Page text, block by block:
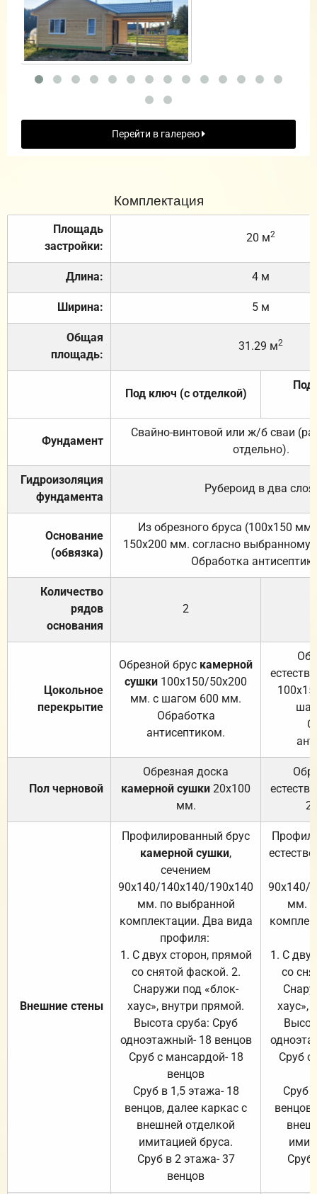
Перейти в галерею
Комплектация
Площадь
застройки:
20 м2
Длина: 4 м
Ширина: 5 м
Общая
площадь:
31.29 м2
Под ключ (с отделкой)
Под
Фундамент
Свайно-винтовой или ж/б сваи
отдельно).
Гидроизоляция
фундамента
Рубероид в два слоя.
Основание
(обвязка)
Из обрезного бруса (100х150
150х200 мм. согласно выбранному
Обработка
Количество
рядов
основания
2
Цокольное
перекрытие
Обрезной брус камерной
сушки 100х150/50х200
мм. с шагом 600 мм.
Обработка
антисептиком.
Пол черновой
Обрезная доска
камерной сушки 20х100
мм.
Внешние стены
Профилированный брус
камерной сушки,
сечением
90х140/140х140/190х140
мм. по выбранной
комплектации. Два вида
профиля:
1. С двух сторон, прямой
со снятой фаской. 2.
Снаружи под «блок-
хаус», внутри прямой.
Высота сруба: Сруб
одноэтажный- 18 венцов
Сруб с мансардой- 18
венцов
Сруб в 1,5 этажа- 18
венцов, далее каркас с
внешней отделкой
имитацией бруса.
Сруб в 2 этажа- 37
венцов
90х140/
мм.
1. С
со
хаус»,
Сруб с
Сруб
Сруб